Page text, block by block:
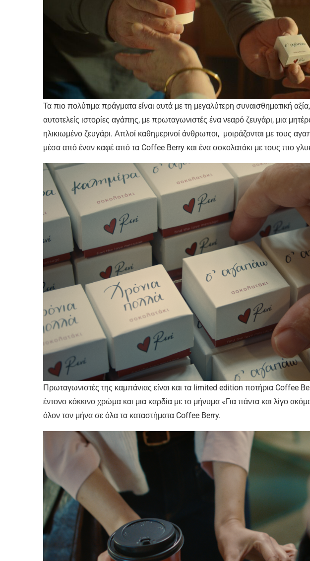
Τα πιο πολύτιμα πράγματα είναι αυτά με τη μεγαλύτερη συναισθηματική
αυτοτελείς ιστορίες αγάπης, με πρωταγωνιστές ένα νεαρό ζευγάρι, μια
ηλικιωμένο ζευγάρι. Απλοί καθημερινοί άνθρωποι, μοιράζονται με τους
μέσα από έναν καφέ από τα Coffee Berry και ένα σοκολατάκι με τους πιο
Πρωταγωνιστές της καμπάνιας είναι και τα limited edition ποτήρια Coffee
έντονο κόκκινο χρώμα και μια καρδία με το μήνυμα «Για πάντα και λίγο
όλον τον μήνα σε όλα τα καταστήματα Coffee Berry.